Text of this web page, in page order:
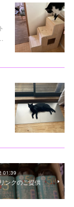
01:39
ンクのご提供